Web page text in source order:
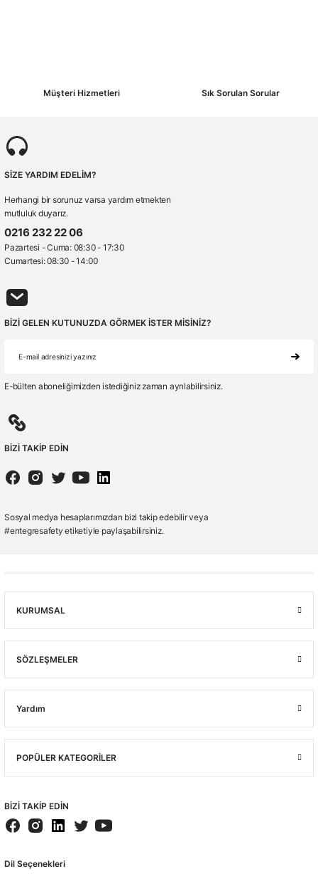
Müşteri Hizmetleri Sık Sorulan Sorular
SİZE YARDIM EDELİM?
Herhangi bir sorunuz varsa yardım etmekten
mutluluk duyarız.
0216 232 22 06
Pazartesi - Cuma: 08:30 - 17:30
Cumartesi: 08:30 - 14:00
BİZİ GELEN KUTUNUZDA GÖRMEK İSTER MİSİNİZ?
E-bülten aboneliğimizden istediğiniz zaman ayrılabilirsiniz.
BİZİ TAKİP EDİN
Sosyal medya hesaplarımızdan bizi takip edebilir veya
#entegresafety etiketiyle paylaşabilirsiniz.
KURUMSAL
SÖZLEŞMELER
Yardım
POPÜLER KATEGORİLER
BİZİ TAKİP EDİN
Dil Seçenekleri